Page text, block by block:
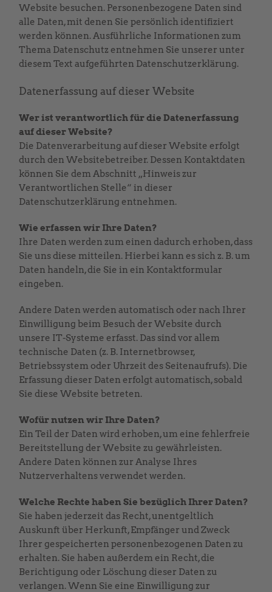
Website besuchen. Personenbezogene Daten sind
alle Daten, mit denen Sie persönlich identifiziert
werden können. Ausführliche Informationen zum
Thema Datenschutz entnehmen Sie unserer unter
diesem Text aufgeführten Datenschutzerklärung.
Datenerfassung auf dieser Website
Wer ist verantwortlich für die Datenerfassung
auf dieser Website?
Die Datenverarbeitung auf dieser Website erfolgt
durch den Websitebetreiber. Dessen Kontaktdaten
können Sie dem Abschnitt „Hinweis zur
Verantwortlichen Stelle“ in dieser
Datenschutzerklärung entnehmen.
Wie erfassen wir Ihre Daten?
Ihre Daten werden zum einen dadurch erhoben, dass
Sie uns diese mitteilen. Hierbei kann es sich z. B. um
Daten handeln, die Sie in ein Kontaktformular
eingeben.
Andere Daten werden automatisch oder nach Ihrer
Einwilligung beim Besuch der Website durch
unsere IT-Systeme erfasst. Das sind vor allem
technische Daten (z. B. Internetbrowser,
Betriebssystem oder Uhrzeit des Seitenaufrufs). Die
Erfassung dieser Daten erfolgt automatisch, sobald
Sie diese Website betreten.
Wofür nutzen wir Ihre Daten?
Ein Teil der Daten wird erhoben, um eine fehlerfreie
Bereitstellung der Website zu gewährleisten.
Andere Daten können zur Analyse Ihres
Nutzerverhaltens verwendet werden.
Welche Rechte haben Sie bezüglich Ihrer Daten?
Sie haben jederzeit das Recht, unentgeltlich
Auskunft über Herkunft, Empfänger und Zweck
Ihrer gespeicherten personenbezogenen Daten zu
erhalten. Sie haben außerdem ein Recht, die
Berichtigung oder Löschung dieser Daten zu
verlangen. Wenn Sie eine Einwilligung zur